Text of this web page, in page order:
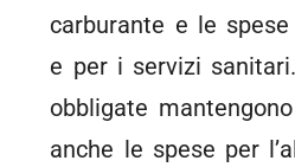
carburante e le
e per i servizi
obbligate
anche le spese per